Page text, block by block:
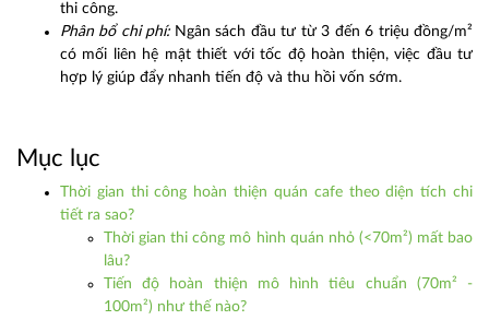
thi công.
Phân bổ chi phí:Ngân sách đầu tư từ 3 đến 6 triệu đồng/m²
có mối liên hệ mật thiết với tốc độ hoàn thiện, việc đầu tư
hợp lý giúp đẩy nhanh tiến độ và thu hồi vốn sớm.
Mục lục
Thời gian thi công hoàn thiện quán cafe theo diện tích chi
tiết ra sao?
Thời gian thi công mô hình quán nhỏ (<70m²) mất bao
lâu?
Tiến độ hoàn thiện mô hình tiêu chuẩn (70m² -
100m²) như thế nào?